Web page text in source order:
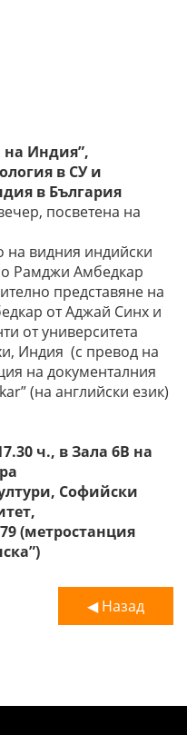
на Индия”,
в СУ и
в България
посветена на
на видния индийски
Рамджи Амбедкар
представяне на
от Аджай Синх и
от университета
Индия (с превод на
на документалния
(на английски език)
ч., в Зала 6B на
Софийски
(метростанция
◀ Назад